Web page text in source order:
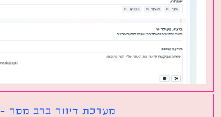
מערכת דיוור ברב מסר -המלצה